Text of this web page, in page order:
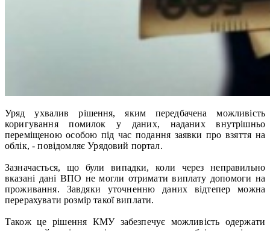
Уряд ухвалив рішення, яким передбачена можливість
коригування помилок у даних, наданих внутрішньо
переміщеною особою під час подання заявки про взяття на
облік, - повідомляє Урядовий портал.
Зазначається, що були випадки, коли через неправильно
вказані дані ВПО не могли отримати виплату допомоги на
проживання. Завдяки уточненню даних відтепер можна
перерахувати розмір такої виплати.
Також це рішення КМУ забезпечує можливість одержати